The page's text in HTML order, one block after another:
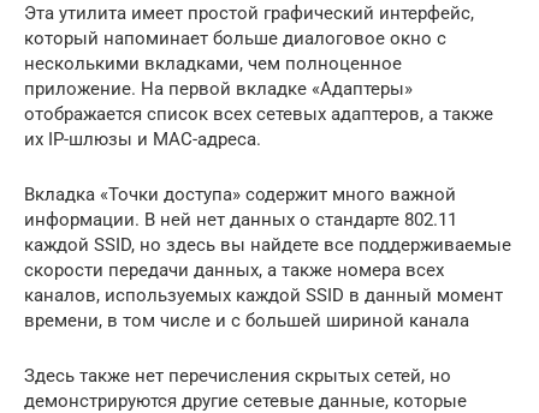
Эта утилита имеет простой графический интерфейс,
который напоминает больше диалоговое окно с
несколькими вкладками, чем полноценное
приложение. На первой вкладке «Адаптеры»
отображается список всех сетевых адаптеров, а также
их IP-шлюзы и MAC-адреса.
Вкладка «Точки доступа» содержит много важной
информации. В ней нет данных о стандарте 802.11
каждой SSID, но здесь вы найдете все поддерживаемые
скорости передачи данных, а также номера всех
каналов, используемых каждой SSID в данный момент
времени, в том числе и с большей шириной канала
Здесь также нет перечисления скрытых сетей, но
демонстрируются другие сетевые данные, которые